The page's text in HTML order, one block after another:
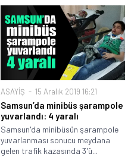
ASAYİŞ 15 Aralık 2019 16:21
Samsun’da minibüs şarampole
yuvarlandı: 4 yaralı
Samsun'da minibüsün şarampole
yuvarlanması sonucu meydana
gelen trafik kazasında 3'ü...